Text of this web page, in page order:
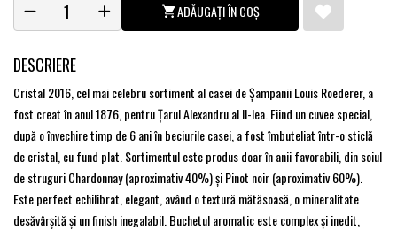
ADĂUGAȚI ÎN COȘ
DESCRIERE
Cristal 2016, cel mai celebru sortiment al casei de Şampanii Louis Roederer, a
fost creat în anul 1876, pentru Ţarul Alexandru al II-lea. Fiind un cuvee special,
după o învechire timp de 6 ani în beciurile casei, a fost îmbuteliat într-o sticlă
de cristal, cu fund plat. Sortimentul este produs doar în anii favorabili, din soiul
de struguri Chardonnay (aproximativ 40%) şi Pinot noir (aproximativ 60%).
Este perfect echilibrat, elegant, având o textură mătăsoasă, o mineralitate
desăvârşită şi un finish inegalabil. Buchetul aromatic este complex şi inedit,